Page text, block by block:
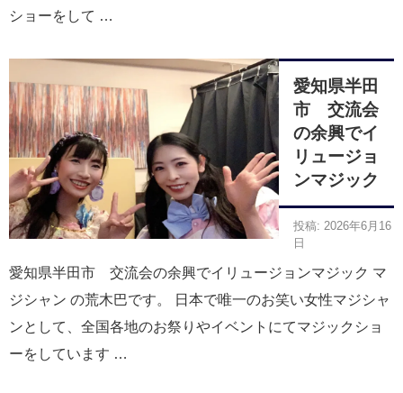
ショーをして …
愛知県半田
市 交流会
の余興でイ
リュージョ
ンマジック
投稿: 2026年6月16
日
愛知県半田市 交流会の余興でイリュージョンマジック マ
ジシャン の荒木巴です。 日本で唯一のお笑い女性マジシャ
ンとして、全国各地のお祭りやイベントにてマジックショ
ーをしています …